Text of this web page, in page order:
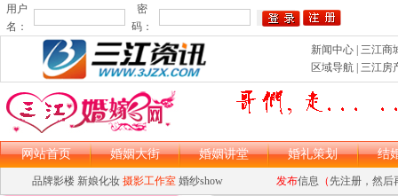
用户
名：
密
码：
新闻中心 三江商
区域导航 三江房
网站首页 婚姻大街 婚姻讲堂 婚礼策划 结
品牌影楼 新娘化妆 摄影工作室 婚纱show 发布信息 （ 先注册，然后